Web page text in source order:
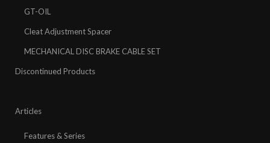
GT-OIL
Cleat Adjustment Spacer
MECHANICAL DISC BRAKE CABLE SET
Discontinued Products
Articles
Features & Series